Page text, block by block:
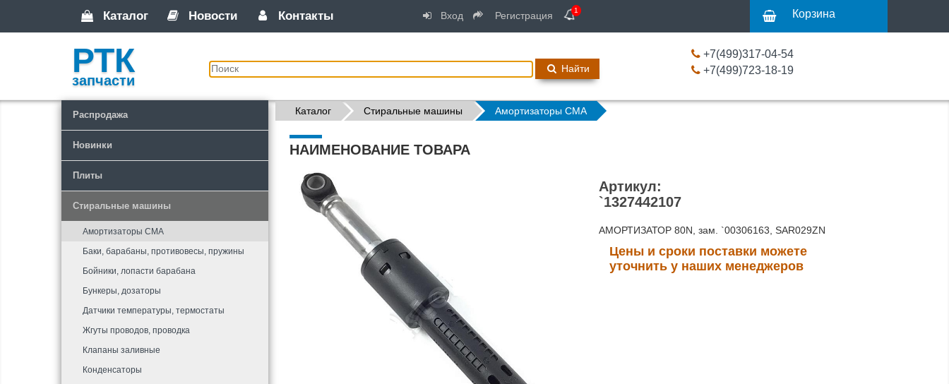
Каталог Новости Контакты Вход Регистрация 1 Корзина
РТК
запчасти
Найти
+7(499)317-04-54
+7(499)723-18-19
Распродажа
Новинки
Плиты
Стиральные машины
Амортизаторы СМА
Баки, барабаны, противовесы, пружины
Бойники, лопасти барабана
Бункеры, дозаторы
Датчики температуры, термостаты
Жгуты проводов, проводка
Клапаны заливные
Конденсаторы
Каталог Стиральные машины Амортизаторы СМА
НАИМЕНОВАНИЕ ТОВАРА
Артикул:
`1327442107
АМОРТИЗАТОР 80N, зам. `00306163, SAR029ZN
Цены и сроки поставки можете
уточнить у наших менеджеров